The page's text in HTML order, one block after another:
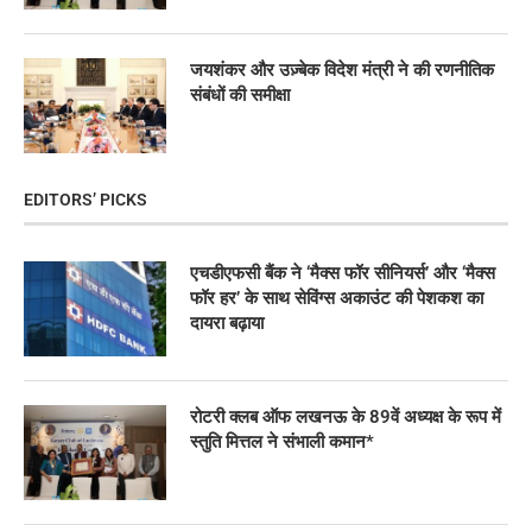
जयशंकर और उज़्बेक विदेश मंत्री ने की रणनीतिक
संबंधों की समीक्षा
EDITORS’ PICKS
एचडीएफसी बैंक ने ‘मैक्स फॉर सीनियर्स’ और ‘मैक्स
फॉर हर’ के साथ सेविंग्स अकाउंट की पेशकश का
दायरा बढ़ाया
रोटरी क्लब ऑफ लखनऊ के 89वें अध्यक्ष के रूप में
स्तुति मित्तल ने संभाली कमान*